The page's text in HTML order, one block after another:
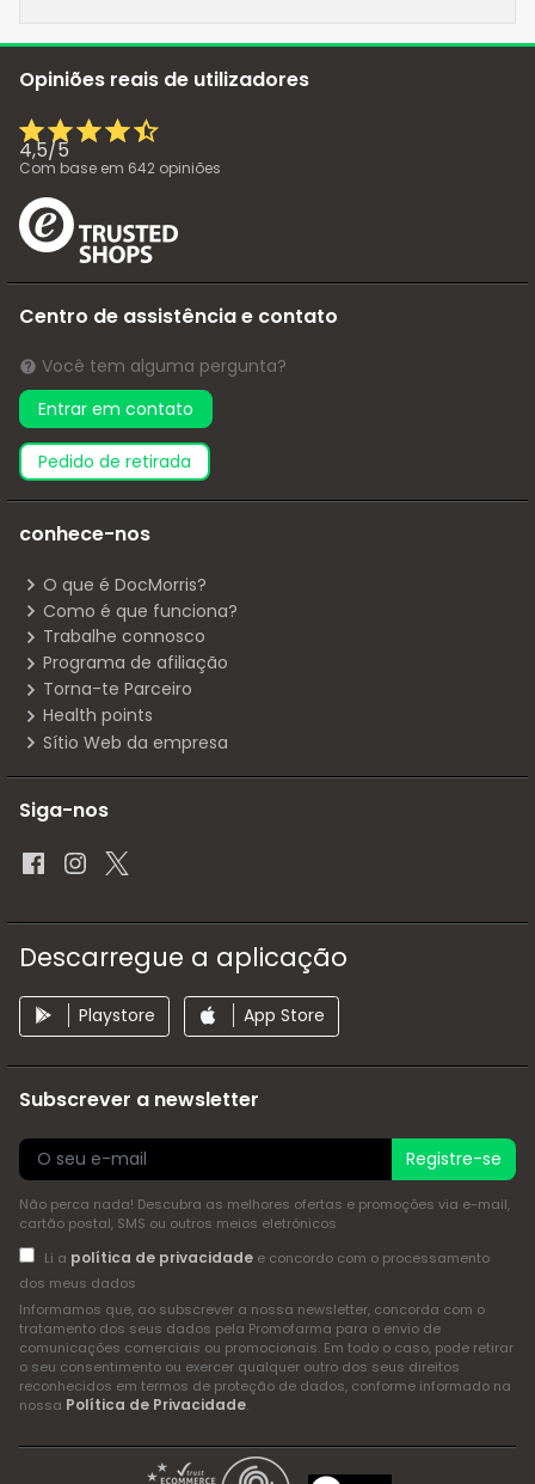
Opiniões reais de utilizadores
4,5/5
Com base em 642 opiniões
Centro de assistência e contato
Você tem alguma pergunta?
Entrar em contato
pedido de retirada
conhece-nos
O que é DocMorris?
Como é que funciona?
Trabalhe connosco
Programa de afiliação
Torna-te Parceiro
Health points
Sítio Web da empresa
Siga-nos
Descarregue a aplicação
Playstore App Store
Subscrever a newsletter
Registre-se
Não perca nada! Descubra as melhores ofertas e promoções via e-mail,
cartão postal, SMS ou outros meios eletrónicos
Li a política de privacidadee concordo com o processamento
dos meus dados
Informamos que, ao subscrever a nossa newsletter, concorda com o
tratamento dos seus dados pela Promofarma para o envio de
comunicações comerciais ou promocionais. Em todo o caso, pode retirar
o seu consentimento ou exercer qualquer outro dos seus direitos
reconhecidos em termos de proteção de dados, conforme informado na
nossa Política de Privacidade.